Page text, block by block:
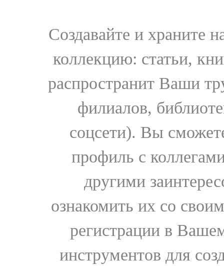
Создавайте и храните
коллекцию: статьи,
распространит Ваши
филиалов,
соцсети). Вы
профиль с
другими
ознакомить их со
регистрации в
инструментов для